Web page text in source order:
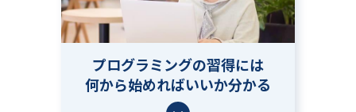
プログラミングの習得には
何から始めればいいか分かる